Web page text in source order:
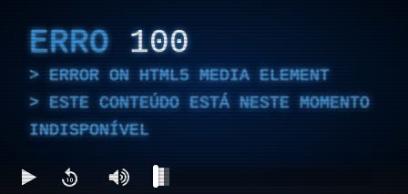
ERRO 100
ERROR ON HTML5 MEDIA ELEMENT
ESTE CONTEÚDO ESTÁ NESTE MOMENTO
INDISPONÍVEL